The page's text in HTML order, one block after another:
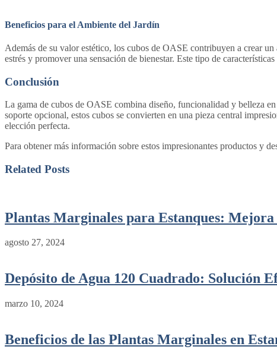
Beneficios para el Ambiente del Jardín
Además de su valor estético, los cubos de OASE contribuyen a crear
estrés y promover una sensación de bienestar. Este tipo de
Conclusión
La gama de cubos de OASE combina diseño, funcionalidad y belleza
soporte opcional, estos cubos se convierten en una pieza central
elección perfecta.
Para obtener más información sobre estos impresionantes productos y
Related Posts
Plantas Marginales para Estanques:
agosto 27, 2024
Depósito de Agua 120 Cuadrado: Solución
marzo 10, 2024
Beneficios de las Plantas Marginales en